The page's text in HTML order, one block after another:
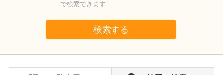
で検索できます
検索する